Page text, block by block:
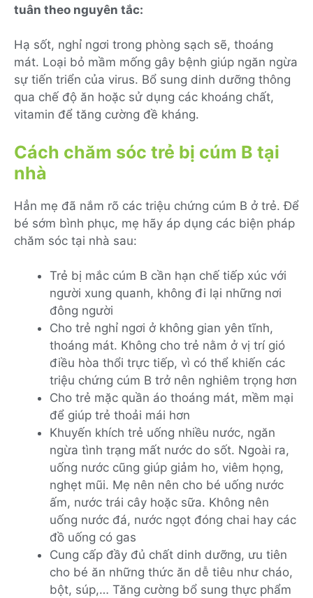
tuân theo nguyên tắc:
Hạ sốt, nghỉ ngơi trong phòng sạch sẽ, thoáng
mát. Loại bỏ mầm mống gây bệnh giúp ngăn ngừa
sự tiến triển của virus. Bổ sung dinh dưỡng thông
qua chế độ ăn hoặc sử dụng các khoáng chất,
vitamin để tăng cường đề kháng.
Cách chăm sóc trẻ bị cúm B tại
nhà
Hẳn mẹ đã nắm rõ các triệu chứng cúm B ở trẻ. Để
bé sớm bình phục, mẹ hãy áp dụng các biện pháp
chăm sóc tại nhà sau:
Trẻ bị mắc cúm B cần hạn chế tiếp xúc với
người xung quanh, không đi lại những nơi
đông người
Cho trẻ nghỉ ngơi ở không gian yên tĩnh,
thoáng mát. Không cho trẻ nằm ở vị trí gió
điều hòa thổi trực tiếp, vì có thể khiến các
triệu chứng cúm B trở nên nghiêm trọng hơn
Cho trẻ mặc quần áo thoáng mát, mềm mại
để giúp trẻ thoải mái hơn
Khuyến khích trẻ uống nhiều nước, ngăn
ngừa tình trạng mất nước do sốt. Ngoài ra,
uống nước cũng giúp giảm ho, viêm họng,
nghẹt mũi. Mẹ nên nên cho bé uống nước
ấm, nước trái cây hoặc sữa. Không nên
uống nước đá, nước ngọt đóng chai hay các
đồ uống có gas
Cung cấp đầy đủ chất dinh dưỡng, ưu tiên
cho bé ăn những thức ăn dễ tiêu như cháo,
bột, súp,… Tăng cường bổ sung thực phẩm